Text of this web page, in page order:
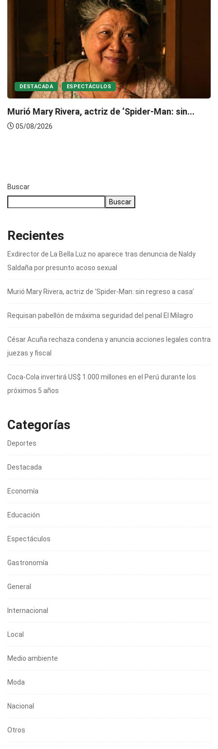
DESTACADA ESPECTÁCULOS
Murió Mary Rivera, actriz de ‘Spider-Man: sin...
05/08/2026
Buscar
Buscar
Recientes
Exdirector de La Bella Luz no aparece tras denuncia de Naldy
Saldaña por presunto acoso sexual
Murió Mary Rivera, actriz de ‘Spider-Man: sin regreso a casa’
Requisan pabellón de máxima seguridad del penal El Milagro
César Acuña rechaza condena y anuncia acciones legales contra
juezas y fiscal
Coca-Cola invertirá US$ 1.000 millones en el Perú durante los
próximos 5 años
Categorías
Deportes
Destacada
Economía
Educación
Espectáculos
Gastronomía
General
Internacional
Local
Medio ambiente
Moda
Nacional
Otros